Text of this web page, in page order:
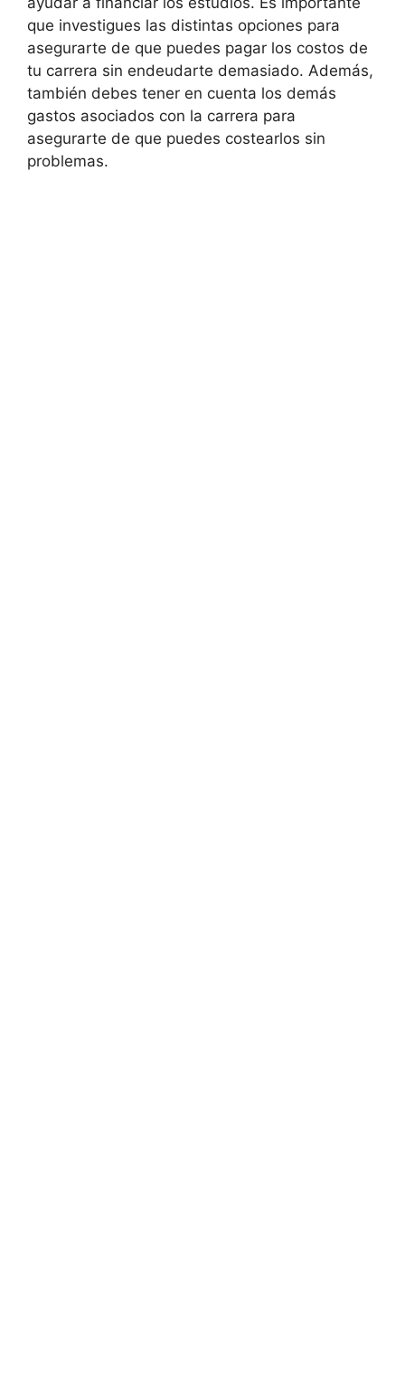
que investigues las distintas opciones para
asegurarte de que puedes pagar los costos de
tu carrera sin endeudarte demasiado. Además,
también debes tener en cuenta los demás
gastos asociados con la carrera para
asegurarte de que puedes costearlos sin
problemas.